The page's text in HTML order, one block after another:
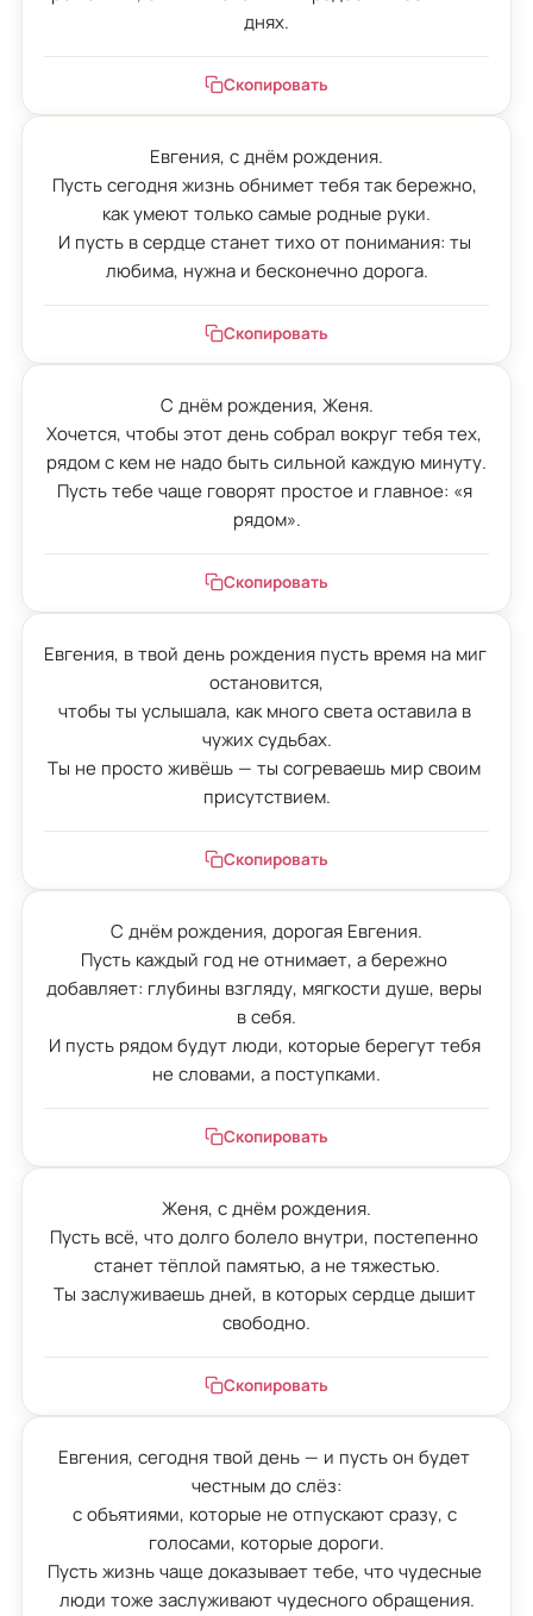
днях.
Скопировать
Евгения, с днём рождения.
Пусть сегодня жизнь обнимет тебя так бережно,
как умеют только самые родные руки.
И пусть в сердце станет тихо от понимания: ты
любима, нужна и бесконечно дорога.
Скопировать
С днём рождения, Женя.
Хочется, чтобы этот день собрал вокруг тебя тех,
рядом с кем не надо быть сильной каждую минуту.
Пусть тебе чаще говорят простое и главное: «я
рядом».
Скопировать
Евгения, в твой день рождения пусть время на миг
остановится,
чтобы ты услышала, как много света оставила в
чужих судьбах.
Ты не просто живёшь — ты согреваешь мир своим
присутствием.
Скопировать
С днём рождения, дорогая Евгения.
Пусть каждый год не отнимает, а бережно
добавляет: глубины взгляду, мягкости душе, веры
в себя.
И пусть рядом будут люди, которые берегут тебя
не словами, а поступками.
Скопировать
Женя, с днём рождения.
Пусть всё, что долго болело внутри, постепенно
станет тёплой памятью, а не тяжестью.
Ты заслуживаешь дней, в которых сердце дышит
свободно.
Скопировать
Евгения, сегодня твой день — и пусть он будет
честным до слёз:
с объятиями, которые не отпускают сразу, с
голосами, которые дороги.
Пусть жизнь чаще доказывает тебе, что чудесные
люди тоже заслуживают чудесного обращения.